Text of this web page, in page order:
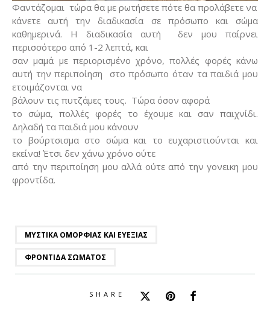
Φαντάζομαι τώρα θα με ρωτήσετε πότε θα προλάβετε να
κάνετε αυτή την διαδικασία σε πρόσωπο και σώμα
καθημερινά. Η διαδικασία αυτή
δεν μου παίρνει
περισσότερο από 1-2 λεπτά, και
σαν μαμά με περιορισμένο χρόνο, πολλές φορές κάνω
αυτή την περιποίηση
στο πρόσωπο όταν τα παιδιά μου
ετοιμάζονται να
βάλουν τις πυτζάμες τους. Τώρα όσον αφορά
το σώμα, πολλές φορές το έχουμε και σαν παιχνίδι.
Δηλαδή τα παιδιά μου κάνουν
το βούρτσισμα στο σώμα και το ευχαριστιούνται και
εκείνα! Έτσι δεν χάνω χρόνο ούτε
από την περιποίηση μου αλλά ούτε από την γονεικη μου
φροντίδα.
ΜΥΣΤΙΚΆ ΟΜΟΡΦΙΆΣ ΚΑΙ ΕΥΕΞΊΑΣ
ΦΡΟΝΤΊΔΑ ΣΏΜΑΤΟΣ
SHARE